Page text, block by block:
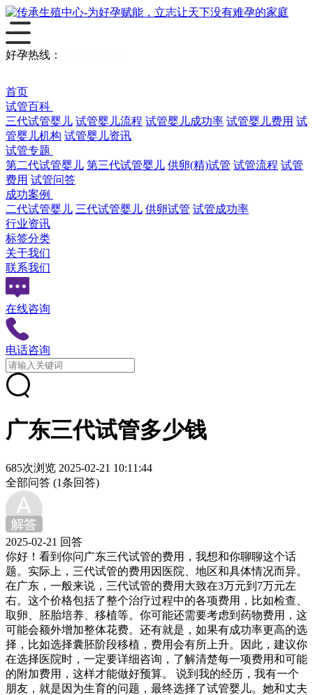
好孕热线：
首页
试管百科
三代试管婴儿 试管婴儿流程 试管婴儿成功率 试管婴儿费用 试
管婴儿机构 试管婴儿资讯
试管专题
第二代试管婴儿 第三代试管婴儿 供卵(精)试管 试管流程 试管
费用 试管问答
成功案例
二代试管婴儿 三代试管婴儿 供卵试管 试管成功率
行业资讯
标签分类
关于我们
联系我们
在线咨询
电话咨询
广东三代试管多少钱
685次浏览 2025-02-21 10:11:44
全部问答 (1条回答)
2025-02-21 回答
你好！看到你问广东三代试管的费用，我想和你聊聊这个话
题。实际上，三代试管的费用因医院、地区和具体情况而异。
在广东，一般来说，三代试管的费用大致在3万元到7万元左
右。这个价格包括了整个治疗过程中的各项费用，比如检查、
取卵、胚胎培养、移植等。你可能还需要考虑到药物费用，这
可能会额外增加整体花费。还有就是，如果有成功率更高的选
择，比如选择囊胚阶段移植，费用会有所上升。因此，建议你
在选择医院时，一定要详细咨询，了解清楚每一项费用和可能
的附加费用，这样才能做好预算。 说到我的经历，我有一个
朋友，就是因为生育的问题，最终选择了试管婴儿。她和丈夫